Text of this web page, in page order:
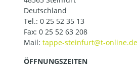
Deutschland
Tel.: 0 25 52 35 13
Fax: 0 25 52 63 208
Mail:
ÖFFNUNGSZEITEN